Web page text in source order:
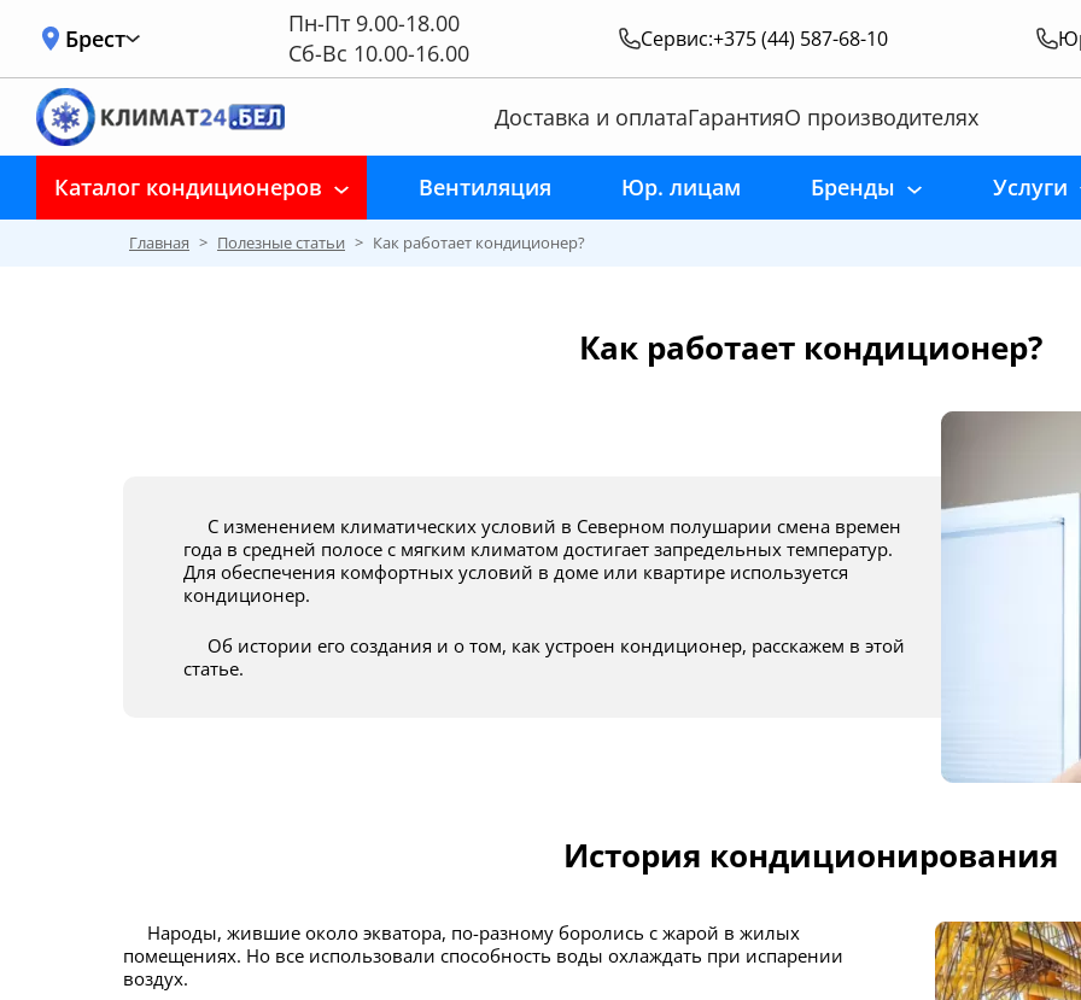
Брест
Пн-Пт 9.00-18.00
Сб-Вс 10.00-16.00
Сервис:+375 (44) 587-68-10
Доставка и оплатаГарантияО производителях
Каталог кондиционеров Вентиляция Юр. лицам Бренды Услуги
Главная > Полезные статьи > Как работает кондиционер?
Как работает кондиционер?
С изменением климатических условий в Северном полушарии смена времен
года в средней полосе с мягким климатом достигает запредельных температур.
Для обеспечения комфортных условий в доме или квартире используется
кондиционер.
Об истории его создания и о том, как устроен кондиционер, расскажем в этой
статье.
История кондиционирования
Народы, жившие около экватора, по-разному боролись с жарой в жилых
помещениях. Но все использовали способность воды охлаждать при испарении
воздух.